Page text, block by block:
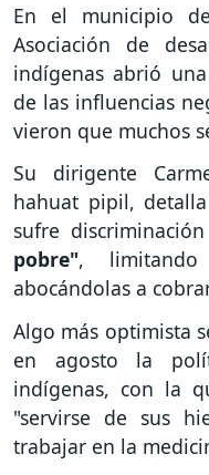
En el municipio
Asociación de
indígenas abrió
de las influencias
vieron que muchos
Su dirigente
hahuat pipil,
sufre
pobre",
abocándolas a
Algo más optimista
en agosto la
indígenas, con la
"servirse de sus
trabajar en la